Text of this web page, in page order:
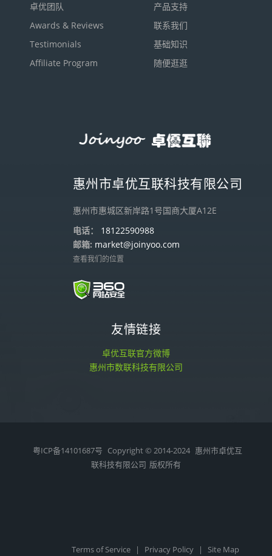
卓优团队
Awards & Reviews
Testimonials
Affiliate Program
产品支持
联系我们
基础知识
随便逛逛
惠州市卓优互联科技有限公司
惠州市惠城区新岸路1号国商大厦A12E
电话：
18122590988
邮箱: market@joinyoo.com
查看我们的位置
友情链接
卓优互联官方微博
惠州市数联科技有限公司
粤ICP备14101687号 Copyright © 2014-2024 惠州市卓优互
联科技有限公司 版权所有
Terms of Service | Privacy Policy | Site Map